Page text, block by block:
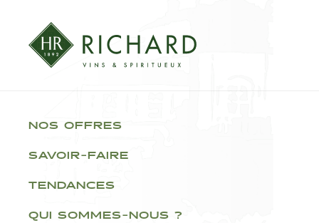
NOS OFFRES
SAVOIR-FAIRE
TENDANCES
QUI SOMMES-NOUS ?